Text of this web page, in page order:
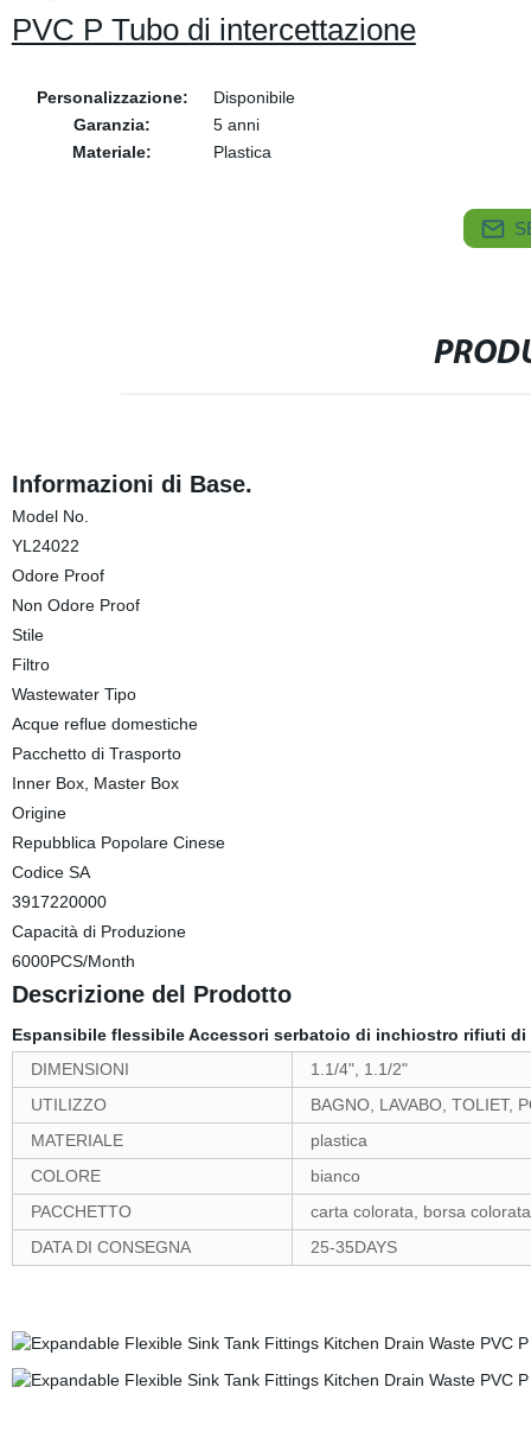
PVC P Tubo di intercettazione
Personalizzazione:
Disponibile
Garanzia:
5 anni
Materiale:
Plastica
Informazioni di Base.
Model No.
YL24022
Odore Proof
Non Odore Proof
Stile
Filtro
Wastewater Tipo
Acque reflue domestiche
Pacchetto di Trasporto
Inner Box, Master Box
Origine
Repubblica Popolare Cinese
Codice SA
3917220000
Capacità di Produzione
6000PCS/Month
Descrizione del Prodotto
Espansibile flessibile Accessori serbatoio di inchiostro rifiuti
DIMENSIONI
1.1/4", 1.1/2"
UTILIZZO
BAGNO, LAVABO, TOLIET,
MATERIALE
plastica
COLORE
bianco
PACCHETTO
carta colorata, borsa
DATA DI CONSEGNA
25-35DAYS